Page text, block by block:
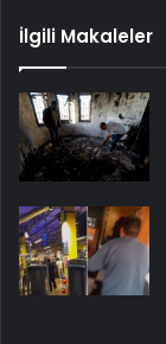
İlgili Makaleler